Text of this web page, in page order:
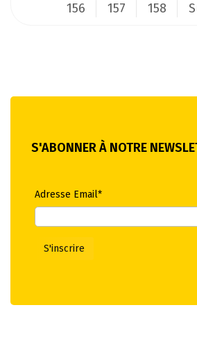
156
157 158
S'ABONNER À NOTRE
Adresse Email*